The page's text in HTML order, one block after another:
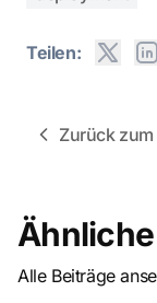
Teilen:
Zurück zum
Alle Beiträge